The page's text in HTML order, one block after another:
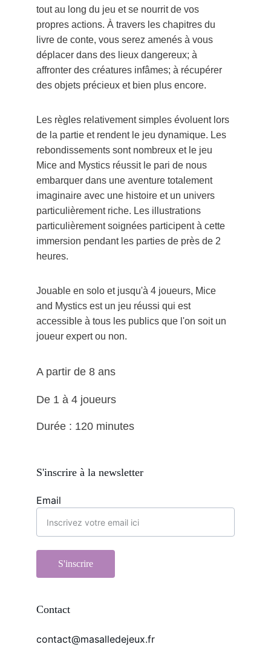
tout au long du jeu et se nourrit de vos
propres actions. À travers les chapitres du
livre de conte, vous serez amenés à vous
déplacer dans des lieux dangereux; à
affronter des créatures infâmes; à récupérer
des objets précieux et bien plus encore.
Les règles relativement simples évoluent lors
de la partie et rendent le jeu dynamique. Les
rebondissements sont nombreux et le jeu
Mice and Mystics réussit le pari de nous
embarquer dans une aventure totalement
imaginaire avec une histoire et un univers
particulièrement riche. Les illustrations
particulièrement soignées participent à cette
immersion pendant les parties de près de 2
heures.
Jouable en solo et jusqu'à 4 joueurs, Mice
and Mystics est un jeu réussi qui est
accessible à tous les publics que l'on soit un
joueur expert ou non.
A partir de 8 ans
De 1 à 4 joueurs
Durée : 120 minutes
Contact
Email
S'inscrire
contact@masalledejeux.fr
S'inscrire à la newsletter